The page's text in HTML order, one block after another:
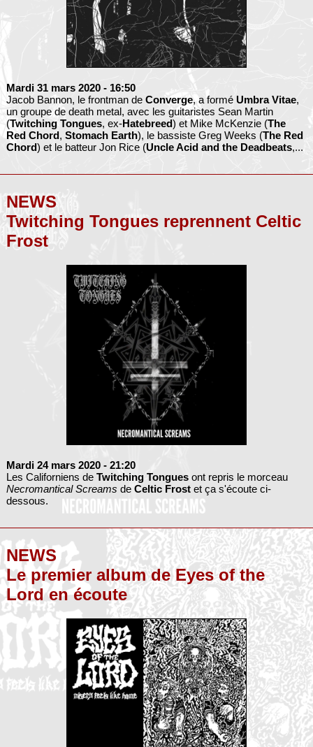
Mardi 31 mars 2020 - 16:50
Jacob Bannon, le frontman de Converge, a formé Umbra Vitae,
un groupe de death metal, avec les guitaristes Sean Martin
(Twitching Tongues, ex-Hatebreed) et Mike McKenzie (The
Red Chord, Stomach Earth), le bassiste Greg Weeks (The Red
Chord) et le batteur Jon Rice (Uncle Acid and the Deadbeats,...
NEWS
Twitching Tongues reprennent Celtic
Frost
Mardi 24 mars 2020 - 21:20
Les Californiens de Twitching Tonguesont repris le morceau
Necromantical Screams de Celtic Frostet ça s'écoute ci-
dessous.
NEWS
Le premier album de Eyes of the
Lord en écoute